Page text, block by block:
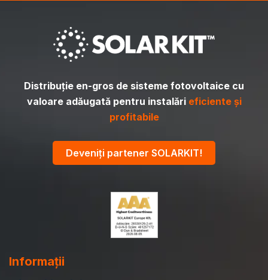
Distribuție en-gros de sisteme fotovoltaice cu
valoare adăugată pentru instalări eficiente și
profitabile
Deveniți partener SOLARKIT!
Informații